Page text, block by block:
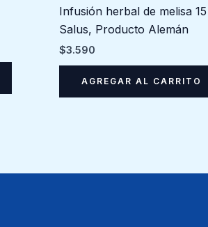
Infusión herbal de melisa
Salus, Producto Alemán
$3.590
AGREGAR AL CARRITO